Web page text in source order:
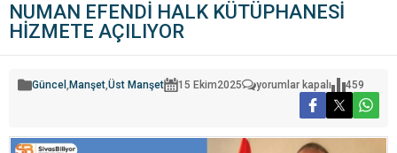
NUMAN EFENDİ HALK KÜTÜPHANESİ
HİZMETE AÇILIYOR
Güncel , Manşet,Üst Manşet 15 Ekim2025
NUMAN
KÜTÜPHANESİ
HİZMETE
AÇILIYOR
yorumlar kapalı 459